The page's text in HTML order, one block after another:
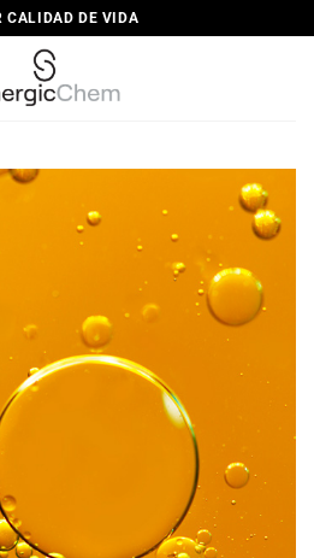
CALIDAD DE VIDA